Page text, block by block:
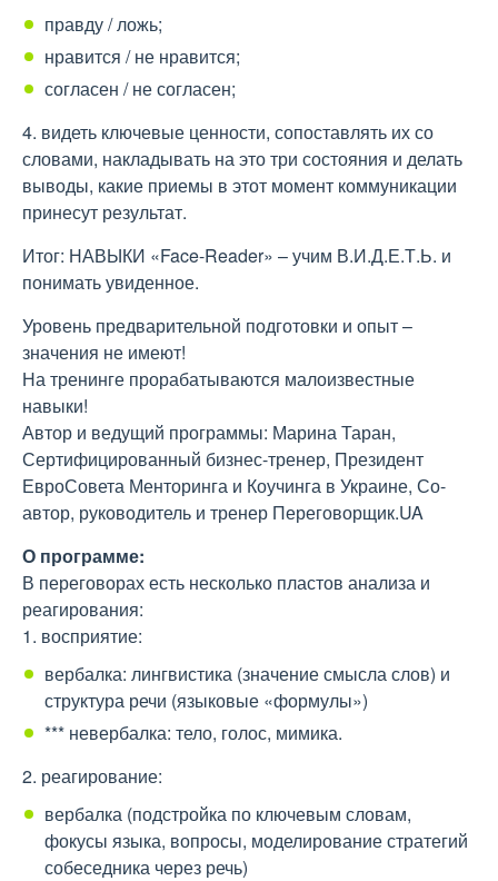
правду / ложь;
нравится / не нравится;
согласен / не согласен;
4. видеть ключевые ценности, сопоставлять их со
словами, накладывать на это три состояния и делать
выводы, какие приемы в этот момент коммуникации
принесут результат.
Итог: НАВЫКИ «Face-Reader» – учим В.И.Д.Е.Т.Ь. и
понимать увиденное.
Уровень предварительной подготовки и опыт –
значения не имеют!
На тренинге прорабатываются малоизвестные
навыки!
Автор и ведущий программы: Марина Таран,
Сертифицированный бизнес-тренер, Президент
ЕвроСовета Менторинга и Коучинга в Украине, Со-
автор, руководитель и тренер Переговорщик.UA
О программе:
В переговорах есть несколько пластов анализа и
реагирования:
1. восприятие:
вербалка: лингвистика (значение смысла слов) и
структура речи (языковые «формулы»)
*** невербалка: тело, голос, мимика.
2. реагирование:
вербалка (подстройка по ключевым словам,
фокусы языка, вопросы, моделирование стратегий
собеседника через речь)